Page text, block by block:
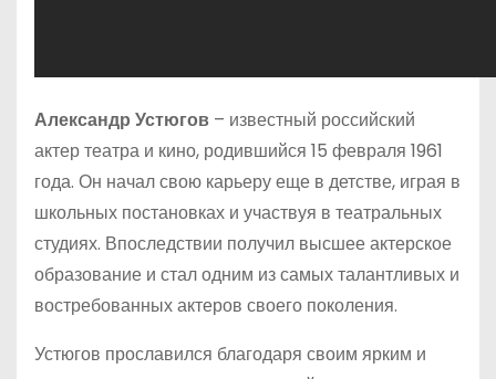
Александр Устюгов – известный российский
актер театра и кино, родившийся 15 февраля 1961
года. Он начал свою карьеру еще в детстве, играя в
школьных постановках и участвуя в театральных
студиях. Впоследствии получил высшее актерское
образование и стал одним из самых талантливых и
востребованных актеров своего поколения.
Устюгов прославился благодаря своим ярким и